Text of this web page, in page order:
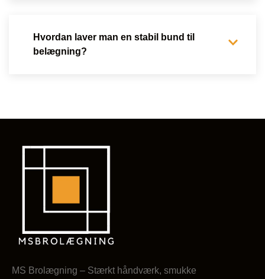
Hvordan laver man en stabil bund til
belægning?
MS Brolægning – Stærkt håndværk, smukke